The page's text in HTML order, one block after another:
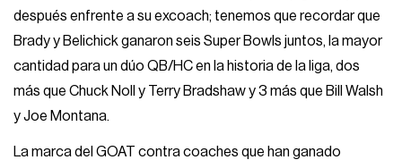
después enfrente a su excoach; tenemos que recordar que
Brady y Belichick ganaron seis Super Bowls juntos, la mayor
cantidad para un dúo QB/HC en la historia de la liga, dos
más que Chuck Noll y Terry Bradshaw y 3 más que Bill Walsh
y Joe Montana.
La marca del GOAT contra coaches que han ganado